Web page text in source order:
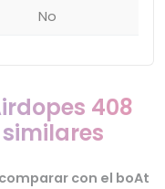
No
408
con el boAt